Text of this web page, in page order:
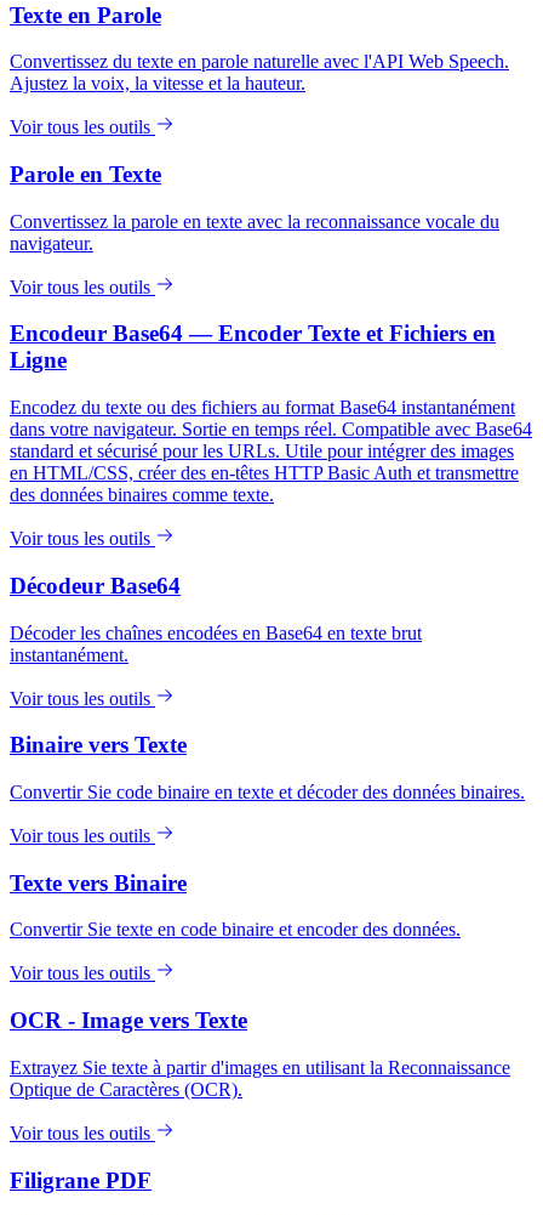
Texte en Parole
Convertissez du texte en parole naturelle avec l'API Web Speech.
Ajustez la voix, la vitesse et la hauteur.
Voir tous les outils
Parole en Texte
Convertissez la parole en texte avec la reconnaissance vocale du
navigateur.
Voir tous les outils
Encodeur Base64 — Encoder Texte et Fichiers en
Ligne
Encodez du texte ou des fichiers au format Base64 instantanément
dans votre navigateur. Sortie en temps réel. Compatible avec Base64
standard et sécurisé pour les URLs. Utile pour intégrer des images
en HTML/CSS, créer des en-têtes HTTP Basic Auth et transmettre
des données binaires comme texte.
Voir tous les outils
Décodeur Base64
Décoder les chaînes encodées en Base64 en texte brut
instantanément.
Voir tous les outils
Binaire vers Texte
Convertir Sie code binaire en texte et décoder des données binaires.
Voir tous les outils
Texte vers Binaire
Convertir Sie texte en code binaire et encoder des données.
Voir tous les outils
OCR - Image vers Texte
Extrayez Sie texte à partir d'images en utilisant la Reconnaissance
Optique de Caractères (OCR).
Voir tous les outils
Filigrane PDF